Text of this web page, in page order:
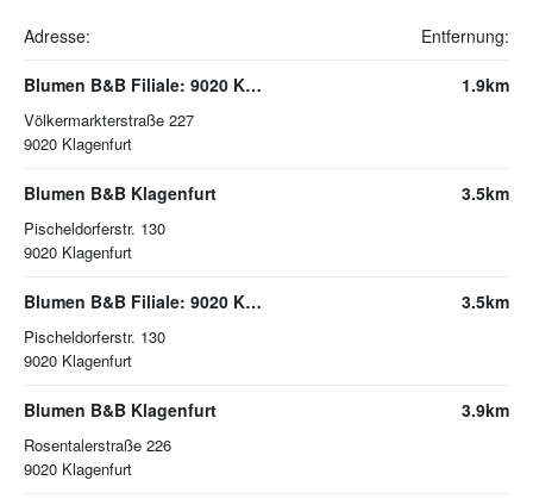
Adresse: Entfernung:
Blumen B&B Filiale: 9020 Klagenfurt | Völkermarkterstraße 227
Völkermarkterstraße 227
9020 Klagenfurt
1.9km
Blumen B&B Klagenfurt
Pischeldorferstr. 130
9020 Klagenfurt
3.5km
Blumen B&B Filiale: 9020 Klagenfurt | Pischeldorferstr. 130
Pischeldorferstr. 130
9020 Klagenfurt
3.5km
Blumen B&B Klagenfurt
Rosentalerstraße 226
9020 Klagenfurt
3.9km